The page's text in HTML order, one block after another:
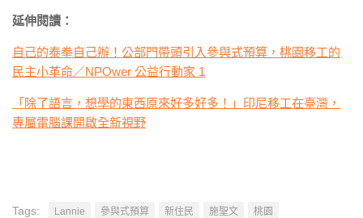
延伸閱讀：
自己的泰拳自己辦！公部門帶頭引入參與式預算，桃園移工的
民主小革命／NPOwer 公益行動家 1
「除了語言，想學的東西原來好多好多！」印尼移工在臺灣，
專屬電腦課開啟全新視野
Tags: Lannie 參與式預算 新住民 施聖文
桃園